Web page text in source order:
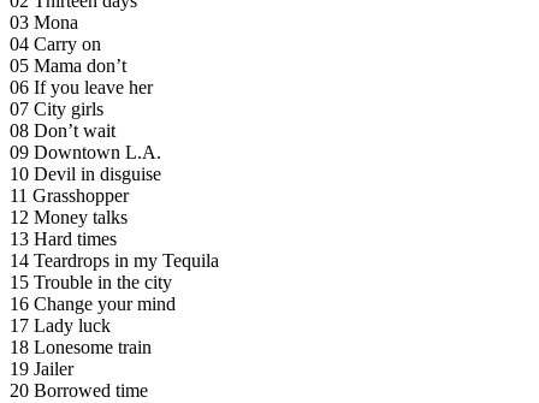
03 Mona
04 Carry on
05 Mama don’t
06 If you leave her
07 City girls
08 Don’t wait
09 Downtown L.A.
10 Devil in disguise
11 Grasshopper
12 Money talks
13 Hard times
14 Teardrops in my Tequila
15 Trouble in the city
16 Change your mind
17 Lady luck
18 Lonesome train
19 Jailer
20 Borrowed time